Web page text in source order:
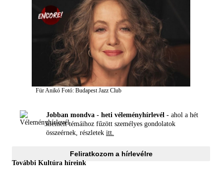
Für Anikó Fotó: Budapest Jazz Club
Jobban mondva - heti véleményhírlevél - ahol a hét
kiemelt témáihoz fűzött személyes gondolatok
összeérnek, részletek itt.
Feliratkozom a hírlevélre
További Kultúra híreink